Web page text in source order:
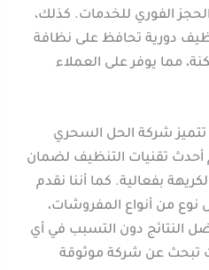
الفوري للخدمات. كذلك،
دورية تحافظ على نظافة
مما يوفر على العملاء
شركة الحل السحري
تقنيات التنظيف لضمان
بفعالية. كما أننا نقدم
من أنواع المفروشات،
النتائج دون التسبب في أي
تبحث عن شركة موثوقة